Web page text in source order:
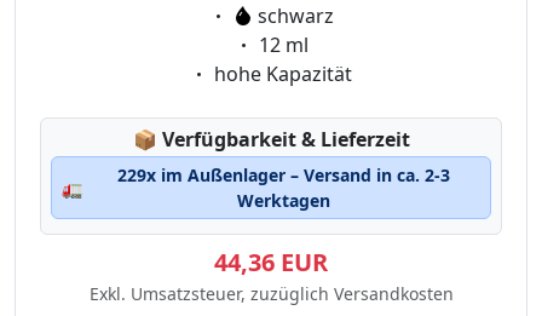
Eigenschaft:
schwarz
Eigenschaft:
12 ml
Eigenschaft:
hohe Kapazität
📦 Lagerstatus:
Verfügbarkeit & Lieferzeit
🚛
229x im Außenlager – Versand in ca. 2-3
Werktagen
44,36 EUR
Exkl. Umsatzsteuer, zuzüglich Versandkosten